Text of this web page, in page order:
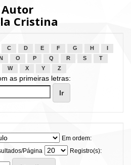
Cristina
C D E F G H
N O P Q R S
T
W X Y Z
as primeiras letras:
Em ordem:
Página
Registro(s):